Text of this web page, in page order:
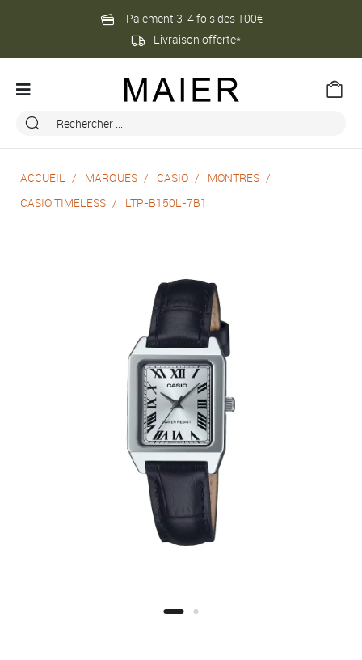
Paiement 3-4 fois dès 100€
Livraison offerte*
ACCUEIL MARQUES CASIO
MONTRES
CASIO TIMELESS
LTP-B150L-7B1